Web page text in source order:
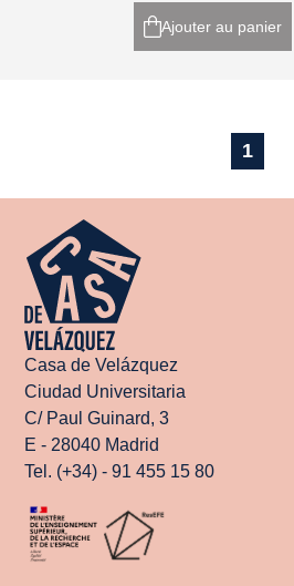
Ajouter au panier
1
Casa de Velázquez
Ciudad Universitaria
C/ Paul Guinard, 3
E - 28040 Madrid
Tel. (+34) - 91 455 15 80